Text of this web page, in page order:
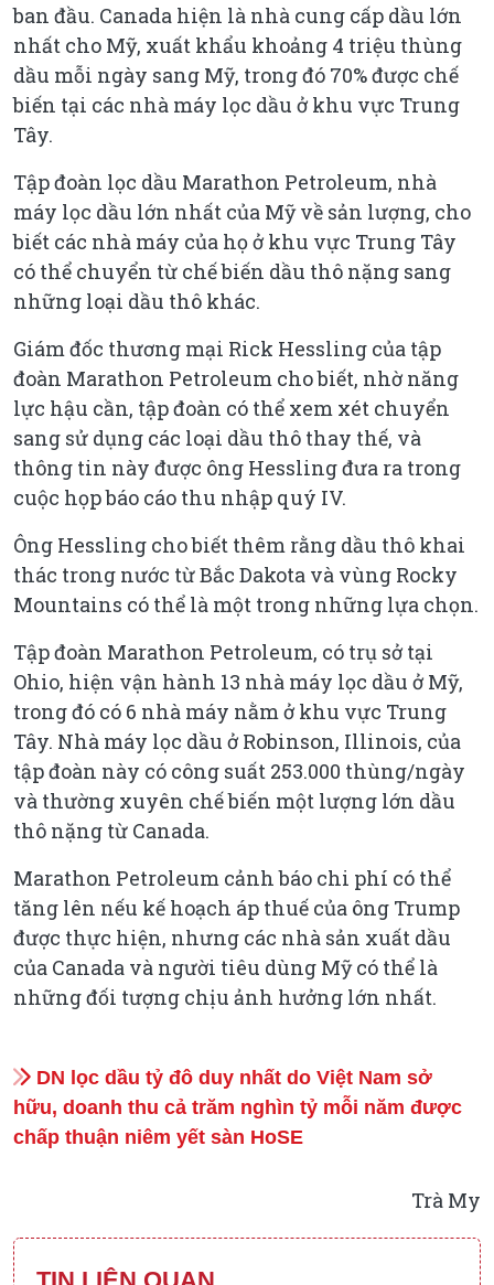
ban đầu. Canada hiện là nhà cung cấp dầu lớn
nhất cho Mỹ, xuất khẩu khoảng 4 triệu thùng
dầu mỗi ngày sang Mỹ, trong đó 70% được chế
biến tại các nhà máy lọc dầu ở khu vực Trung
Tây.
Tập đoàn lọc dầu Marathon Petroleum, nhà
máy lọc dầu lớn nhất của Mỹ về sản lượng, cho
biết các nhà máy của họ ở khu vực Trung Tây
có thể chuyển từ chế biến dầu thô nặng sang
những loại dầu thô khác.
Giám đốc thương mại Rick Hessling của tập
đoàn Marathon Petroleum cho biết, nhờ năng
lực hậu cần, tập đoàn có thể xem xét chuyển
sang sử dụng các loại dầu thô thay thế, và
thông tin này được ông Hessling đưa ra trong
cuộc họp báo cáo thu nhập quý IV.
Ông Hessling cho biết thêm rằng dầu thô khai
thác trong nước từ Bắc Dakota và vùng Rocky
Mountains có thể là một trong những lựa chọn.
Tập đoàn Marathon Petroleum, có trụ sở tại
Ohio, hiện vận hành 13 nhà máy lọc dầu ở Mỹ,
trong đó có 6 nhà máy nằm ở khu vực Trung
Tây. Nhà máy lọc dầu ở Robinson, Illinois, của
tập đoàn này có công suất 253.000 thùng/ngày
và thường xuyên chế biến một lượng lớn dầu
thô nặng từ Canada.
Marathon Petroleum cảnh báo chi phí có thể
tăng lên nếu kế hoạch áp thuế của ông Trump
được thực hiện, nhưng các nhà sản xuất dầu
của Canada và người tiêu dùng Mỹ có thể là
những đối tượng chịu ảnh hưởng lớn nhất.
DN lọc dầu tỷ đô duy nhất do Việt Nam sở
hữu, doanh thu cả trăm nghìn tỷ mỗi năm được
chấp thuận niêm yết sàn HoSE
Trà My